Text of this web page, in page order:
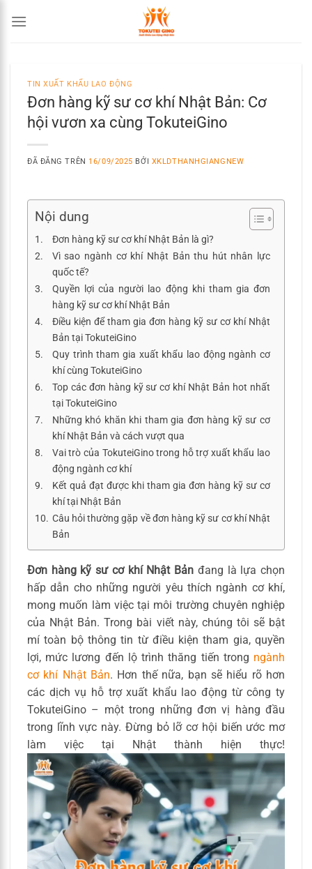
đến
TIN XUẤT KHẨU LAO ĐỘNG
Đơn hàng kỹ sư cơ khí Nhật Bản: Cơ
hội vươn xa cùng TokuteiGino
ĐÃ ĐĂNG TRÊN 16/09/2025 BỞI XKLDTHANHGIANGNEW
Nội dung
Đơn hàng kỹ sư cơ khí Nhật Bản là gì?
Vì sao ngành cơ khí Nhật Bản thu hút nhân lực
quốc tế?
Quyền lợi của người lao động khi tham gia đơn
hàng kỹ sư cơ khí Nhật Bản
Điều kiện để tham gia đơn hàng kỹ sư cơ khí Nhật
Bản tại TokuteiGino
Quy trình tham gia xuất khẩu lao động ngành cơ
khí cùng TokuteiGino
Top các đơn hàng kỹ sư cơ khí Nhật Bản hot nhất
tại TokuteiGino
Những khó khăn khi tham gia đơn hàng kỹ sư cơ
khí Nhật Bản và cách vượt qua
Vai trò của TokuteiGino trong hỗ trợ xuất khẩu lao
động ngành cơ khí
Kết quả đạt được khi tham gia đơn hàng kỹ sư cơ
khí tại Nhật Bản
Câu hỏi thường gặp về đơn hàng kỹ sư cơ khí Nhật
Bản
Đơn hàng kỹ sư cơ khí Nhật Bản đang là lựa chọn
hấp dẫn cho những người yêu thích ngành cơ khí,
mong muốn làm việc tại môi trường chuyên nghiệp
của Nhật Bản. Trong bài viết này, chúng tôi sẽ bật
mí toàn bộ thông tin từ điều kiện tham gia, quyền
lợi, mức lương đến lộ trình thăng tiến trong ngành
cơ khí Nhật Bản. Hơn thế nữa, bạn sẽ hiểu rõ hơn
các dịch vụ hỗ trợ xuất khẩu lao động từ công ty
TokuteiGino – một trong những đơn vị hàng đầu
trong lĩnh vực này. Đừng bỏ lỡ cơ hội biến ước mơ
làm việc tại Nhật thành hiện thực!